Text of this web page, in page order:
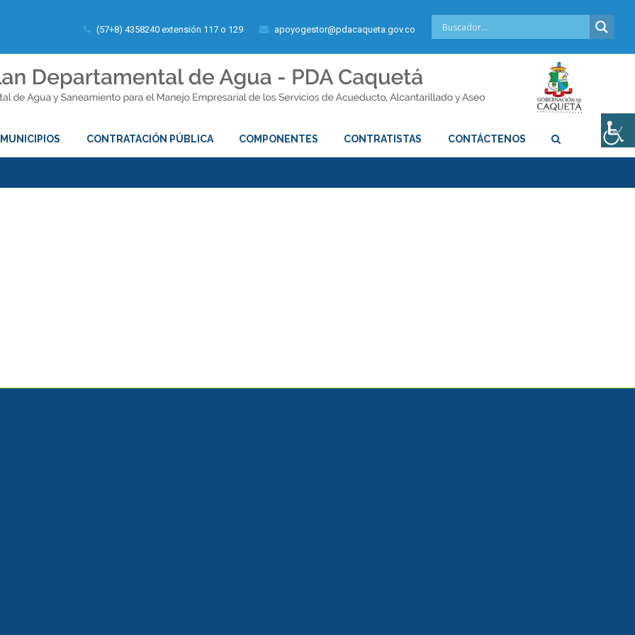
(57+8) 4358240 extensión 117 o 129 apoyogestor@pdacaqueta.gov.co
MUNICIPIOS CONTRATACIÓN PÚBLICA COMPONENTES CONTRATISTAS CONTÁCTENOS